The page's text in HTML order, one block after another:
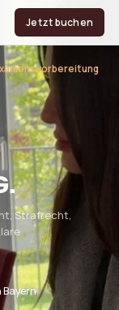
Jetzt buchen
Strafrecht,
Bayern